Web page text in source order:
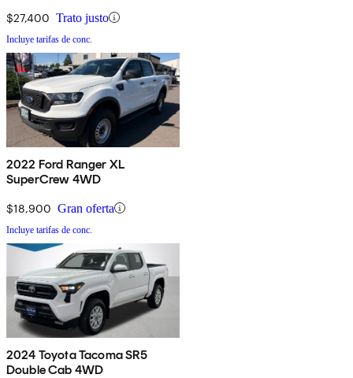
$27,400 Trato justo
Incluye tarifas de conc.
2022 Ford Ranger XL
SuperCrew 4WD
$18,900 Gran oferta
Incluye tarifas de conc.
2024 Toyota Tacoma SR5
Double Cab 4WD